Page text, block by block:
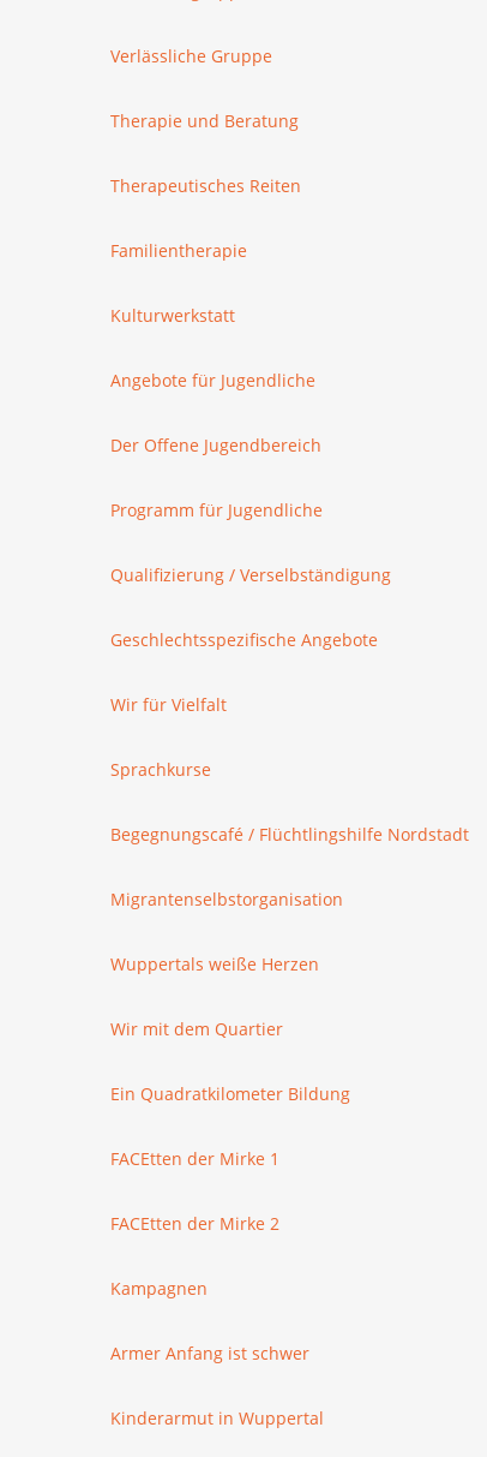
Verlässliche Gruppe
Therapie und Beratung
Therapeutisches Reiten
Familientherapie
Kulturwerkstatt
Angebote für Jugendliche
Der Offene Jugendbereich
Programm für Jugendliche
Qualifizierung / Verselbständigung
Geschlechtsspezifische Angebote
Wir für Vielfalt
Sprachkurse
Begegnungscafé / Flüchtlingshilfe Nordstadt
Migrantenselbstorganisation
Wuppertals weiße Herzen
Wir mit dem Quartier
Ein Quadratkilometer Bildung
FACEtten der Mirke 1
FACEtten der Mirke 2
Kampagnen
Armer Anfang ist schwer
Kinderarmut in Wuppertal